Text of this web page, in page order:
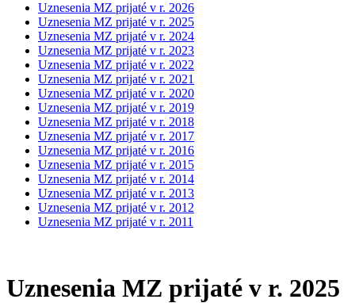
Uznesenia MZ prijaté v r. 2026
Uznesenia MZ prijaté v r. 2025
Uznesenia MZ prijaté v r. 2024
Uznesenia MZ prijaté v r. 2023
Uznesenia MZ prijaté v r. 2022
Uznesenia MZ prijaté v r. 2021
Uznesenia MZ prijaté v r. 2020
Uznesenia MZ prijaté v r. 2019
Uznesenia MZ prijaté v r. 2018
Uznesenia MZ prijaté v r. 2017
Uznesenia MZ prijaté v r. 2016
Uznesenia MZ prijaté v r. 2015
Uznesenia MZ prijaté v r. 2014
Uznesenia MZ prijaté v r. 2013
Uznesenia MZ prijaté v r. 2012
Uznesenia MZ prijaté v r. 2011
Uznesenia MZ prijaté v r. 2025